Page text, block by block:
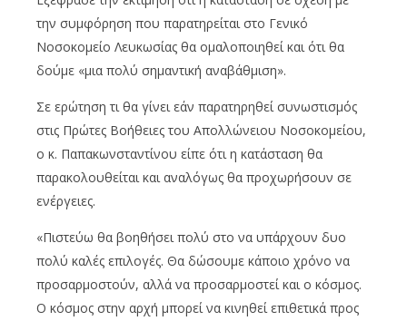
την συμφόρηση που παρατηρείται στο Γενικό
Νοσοκομείο Λευκωσίας θα ομαλοποιηθεί και ότι θα
δούμε «μια πολύ σημαντική αναβάθμιση».
Σε ερώτηση τι θα γίνει εάν παρατηρηθεί συνωστισμός
στις Πρώτες Βοήθειες του Απολλώνειου Νοσοκομείου,
ο κ. Παπακωνσταντίνου είπε ότι η κατάσταση θα
παρακολουθείται και αναλόγως θα προχωρήσουν σε
ενέργειες.
«Πιστεύω θα βοηθήσει πολύ στο να υπάρχουν δυο
πολύ καλές επιλογές. Θα δώσουμε κάποιο χρόνο να
προσαρμοστούν, αλλά να προσαρμοστεί και ο κόσμος.
Ο κόσμος στην αρχή μπορεί να κινηθεί επιθετικά προς